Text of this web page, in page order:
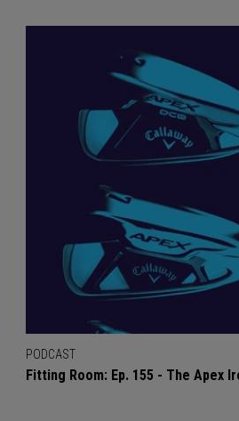
PODCAST
Fitting Room: Ep. 155 - The Apex